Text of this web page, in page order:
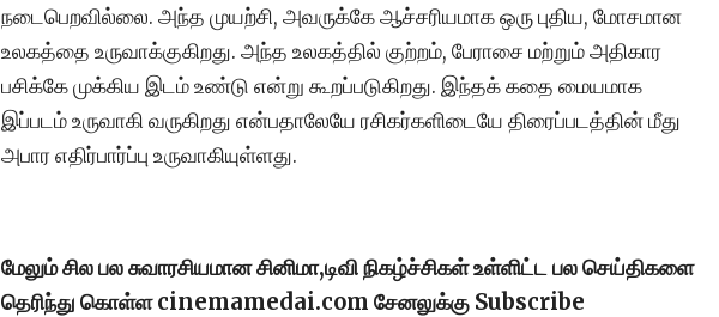
நடைபெறவில்லை. அந்த முயற்சி, அவருக்கே ஆச்சரியமாக ஒரு புதிய, மோசமான
உலகத்தை உருவாக்குகிறது. அந்த உலகத்தில் குற்றம், பேராசை மற்றும் அதிகார
பசிக்கே முக்கிய இடம் உண்டு என்று கூறப்படுகிறது. இந்தக் கதை மையமாக
இப்படம் உருவாகி வருகிறது என்பதாலேயே ரசிகர்களிடையே திரைப்படத்தின் மீது
அபார எதிர்பார்ப்பு உருவாகியுள்ளது.
மேலும் சில பல சுவாரசியமான சினிமா,டிவி நிகழ்ச்சிகள் உள்ளிட்ட பல செய்திகளை
தெரிந்து கொள்ள cinemamedai.com சேனலுக்கு Subscribe